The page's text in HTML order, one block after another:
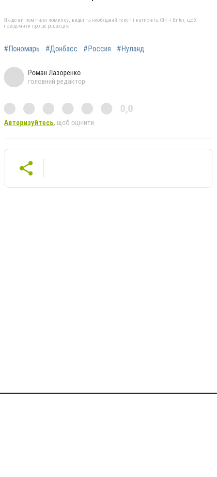
Якщо ви помітили помилку, виділіть необхідний текст і натисніть Ctrl + Enter, щоб
повідомити про це редакцію
#Пономарь #Донбасс #Россия #Нуланд
Роман Лазоренко
головний редактор
0,0
Авторизуйтесь, щоб оцінити